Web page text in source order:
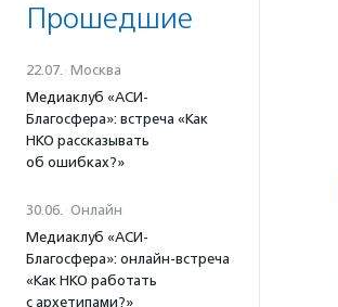
Прошедшие
22.07. · Москва
Медиаклуб «АСИ-
Благосфера»: встреча «Как
НКО рассказывать
об ошибках?»
30.06. · Онлайн
Медиаклуб «АСИ-
Благосфера»: онлайн-встреча
«Как НКО работать
с архетипами?»